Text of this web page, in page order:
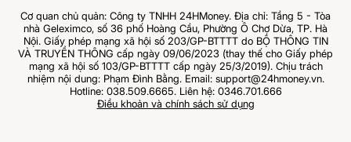
Cơ quan chủ quản: Công ty TNHH 24HMoney. Địa chỉ: Tầng 5 - Tòa
nhà Geleximco, số 36 phố Hoàng Cầu, Phường Ô Chợ Dừa, TP. Hà
Nội. Giấy phép mạng xã hội số 203/GP-BTTTT do BỘ THÔNG TIN
VÀ TRUYỀN THÔNG cấp ngày 09/06/2023 (thay thế cho Giấy phép
mạng xã hội số 103/GP-BTTTT cấp ngày 25/3/2019). Chịu trách
nhiệm nội dung: Phạm Đình Bằng. Email: support@24hmoney.vn.
Hotline: 038.509.6665. Liên hệ: 0346.701.666
Điều khoản và chính sách sử dụng